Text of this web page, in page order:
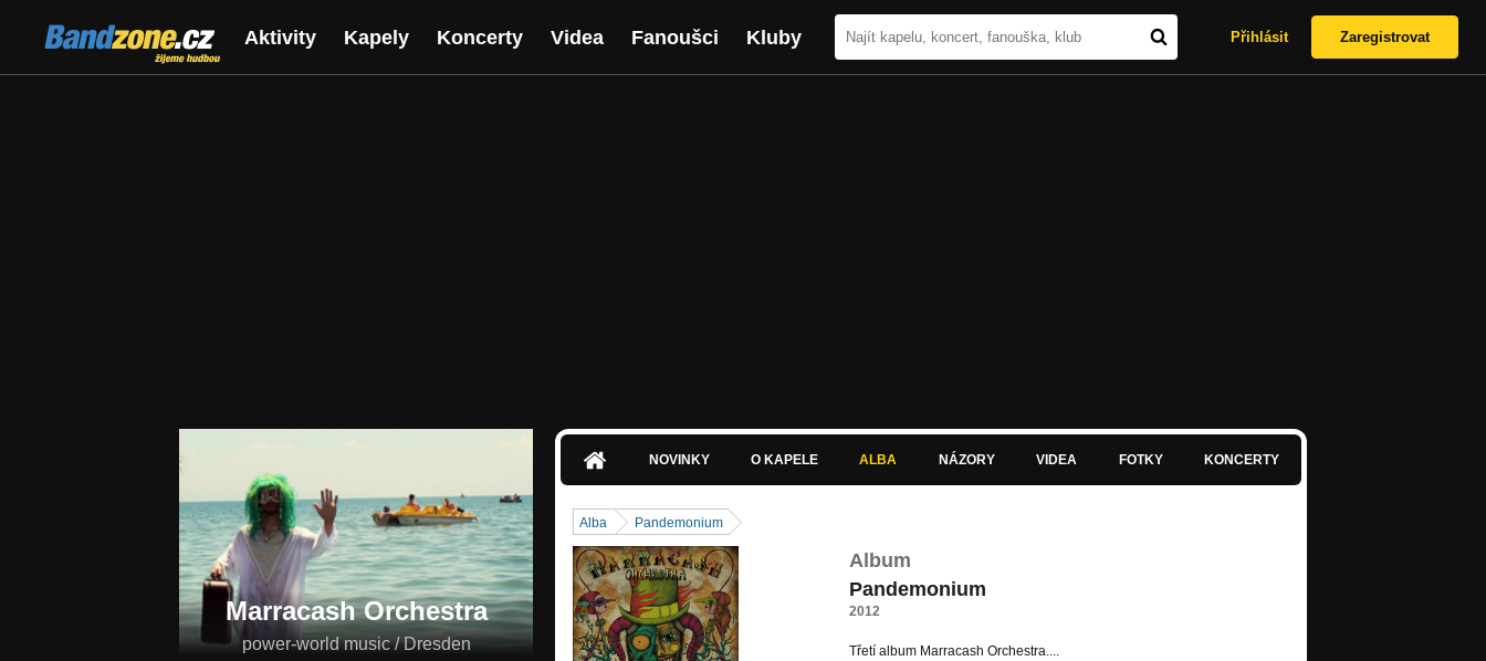
Bandzone.cz
žijeme hudbou
Aktivity Kapely Koncerty Videa Fanoušci Kluby Přihlásit Zaregistrovat
Marracash Orchestra
power-world music / Dresden
NOVINKY O KAPELE ALBA NÁZORY VIDEA FOTKY KONCERTY
Alba Pandemonium
Album
Pandemonium
2012
Třetí album Marracash Orchestra....